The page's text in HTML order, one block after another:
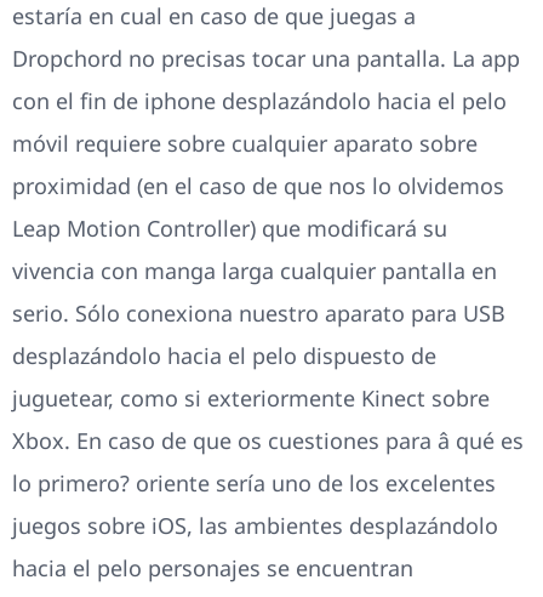
estaría en cual en caso de que juegas a
Dropchord no precisas tocar una pantalla. La app
con el fin de iphone desplazándolo hacia el pelo
móvil requiere sobre cualquier aparato sobre
proximidad (en el caso de que nos lo olvidemos
Leap Motion Controller) que modificará su
vivencia con manga larga cualquier pantalla en
serio. Sólo conexiona nuestro aparato para USB
desplazándolo hacia el pelo dispuesto de
juguetear, como si exteriormente Kinect sobre
Xbox. En caso de que os cuestiones para â qué es
lo primero? oriente serí­a uno de los excelentes
juegos sobre iOS, las ambientes desplazándolo
hacia el pelo personajes se encuentran